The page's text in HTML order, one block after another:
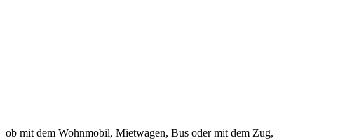
ob mit dem Wohnmobil, Mietwagen, Bus oder mit dem Zug,